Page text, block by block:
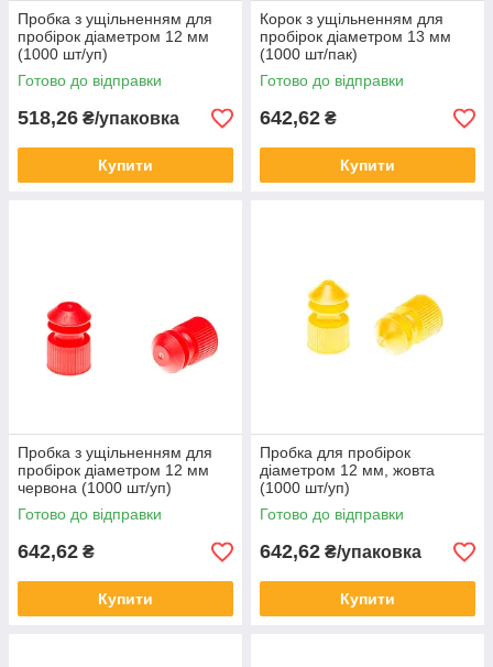
Пробка з ущільненням для
пробірок діаметром 12 мм
(1000 шт/уп)
Готово до відправки
518,26 ₴/упаковка
Купити
Корок з ущільненням для
пробірок діаметром 13 мм
(1000 шт/пак)
Готово до відправки
642,62 ₴
Купити
Пробка з ущільненням для
пробірок діаметром 12 мм
червона (1000 шт/уп)
Готово до відправки
642,62 ₴
Купити
Пробка для пробірок
діаметром 12 мм, жовта
(1000 шт/уп)
Готово до відправки
642,62 ₴/упаковка
Купити